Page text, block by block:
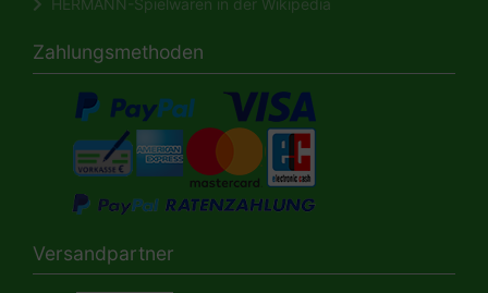
Zahlungsmethoden
Versandpartner